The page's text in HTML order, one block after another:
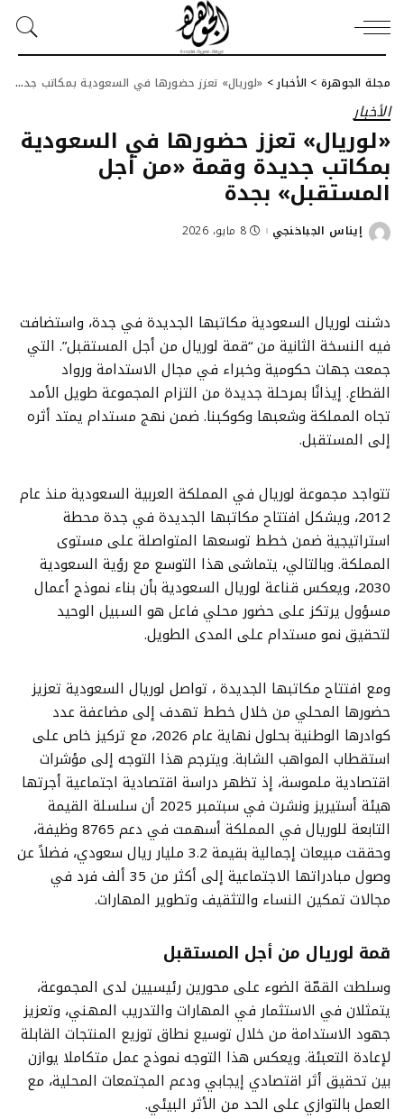
مجلة الجوهرة > الأخبار > «لوريال» تعزز حضورها في السعودية بمكاتب جديدة وقمة «من أجل المستقبل» بجدة
الأخبار
«لوريال» تعزز حضورها في السعودية
بمكاتب جديدة وقمة «من أجل
المستقبل» بجدة
Posted
إيناس الجباخنجي 8 مايو، 2026
دشنت لوريال السعودية مكاتبها الجديدة في جدة، واستضافت
فيه النسخة الثانية من “قمة لوريال من أجل المستقبل”. التي
جمعت جهات حكومية وخبراء في مجال الاستدامة ورواد
القطاع. إيذانًا بمرحلة جديدة من التزام المجموعة طويل الأمد
تجاه المملكة وشعبها وكوكبنا. ضمن نهج مستدام يمتد أثره
إلى المستقبل.
تتواجد مجموعة لوريال في المملكة العربية السعودية منذ عام
2012، ويشكل افتتاح مكاتبها الجديدة في جدة محطة
استراتيجية ضمن خطط توسعها المتواصلة على مستوى
المملكة. وبالتالي، يتماشى هذا التوسع مع رؤية السعودية
2030، ويعكس قناعة لوريال السعودية بأن بناء نموذج أعمال
مسؤول يرتكز على حضور محلي فاعل هو السبيل الوحيد
لتحقيق نمو مستدام على المدى الطويل.
ومع افتتاح مكاتبها الجديدة ، تواصل لوريال السعودية تعزيز
حضورها المحلي من خلال خطط تهدف إلى مضاعفة عدد
كوادرها الوطنية بحلول نهاية عام 2026، مع تركيز خاص على
استقطاب المواهب الشابة. ويترجم هذا التوجه إلى مؤشرات
اقتصادية ملموسة، إذ تظهر دراسة اقتصادية اجتماعية أجرتها
هيئة أستيريز ونشرت في سبتمبر 2025 أن سلسلة القيمة
التابعة للوريال في المملكة أسهمت في دعم 8765 وظيفة،
وحققت مبيعات إجمالية بقيمة 3.2 مليار ريال سعودي، فضلاً عن
وصول مبادراتها الاجتماعية إلى أكثر من 35 ألف فرد في
مجالات تمكين النساء والتثقيف وتطوير المهارات.
قمة لوريال من أجل المستقبل
وسلطت القمّة الضوء على محورين رئيسيين لدى المجموعة،
يتمثلان في الاستثمار في المهارات والتدريب المهني، وتعزيز
جهود الاستدامة من خلال توسيع نطاق توزيع المنتجات القابلة
لإعادة التعبئة. ويعكس هذا التوجه نموذج عمل متكاملا يوازن
بين تحقيق أثر اقتصادي إيجابي ودعم المجتمعات المحلية، مع
العمل بالتوازي على الحد من الأثر البيئي.